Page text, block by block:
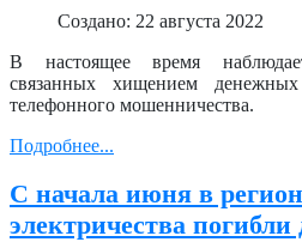
Создано: 22 августа 2022
В настоящее время
связанных хищением
телефонного мошенничества.
Подробнее...
С начала июня в
электричества погибли